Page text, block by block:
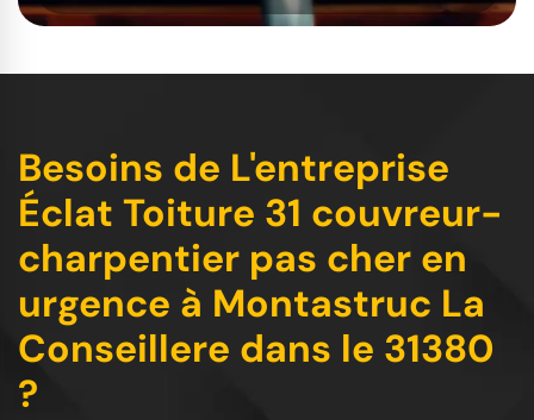
Besoins de L'entreprise
Éclat Toiture 31 couvreur-
charpentier pas cher en
urgence à Montastruc La
Conseillere dans le 31380
?